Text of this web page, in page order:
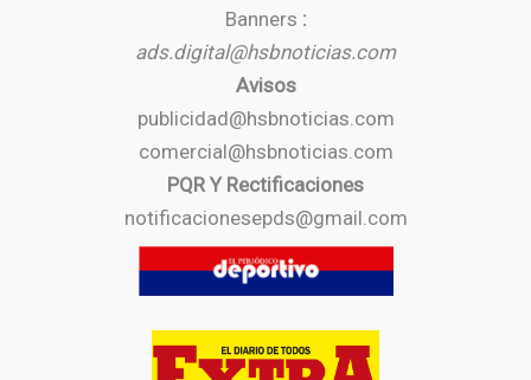
Banners :
ads.digital@hsbnoticias.com
Avisos
publicidad@hsbnoticias.com
comercial@hsbnoticias.com
PQR Y Rectificaciones
notificacionesepds@gmail.com